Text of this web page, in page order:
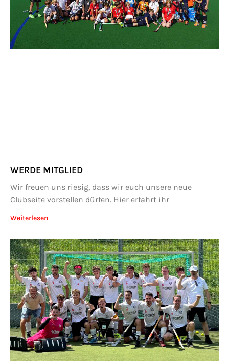
WERDE MITGLIED
Wir freuen uns riesig, dass wir euch unsere neue
Clubseite vorstellen dürfen. Hier erfahrt ihr
Weiterlesen